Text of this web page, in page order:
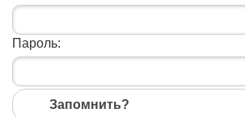
Пароль:
Запомнить?